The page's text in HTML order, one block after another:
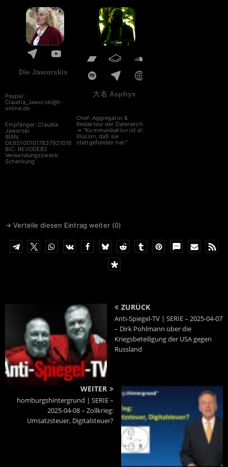
Die Jaworskis
Paypal:
Claudia_Jaworski@t-
online.de
Empfänger: Claudia
Jaworski
IBAN:
DE85100101783792101612
BIC: REVODEB2
Verwendungszweck:
Schenkung
大名 Asphyx
Chef-Aggregator &
Redakteur der Datenarche
→ "Kommunikation ist die
Illusion, daß sie
stattgefunden hat."
→ Verteile diesen Eintrag weiter (0)
ZURÜCK
Anti-Spiegel-TV | SERIE – 2025-04-07
– Dirk Pohlmann über die
Kriegsbeteiligung der USA gegen
Russland
WEITER
homburgshintergrund | SERIE –
2025-04-08 – Zollkrieg:
Umsatzsteuer, Digitalsteuer?